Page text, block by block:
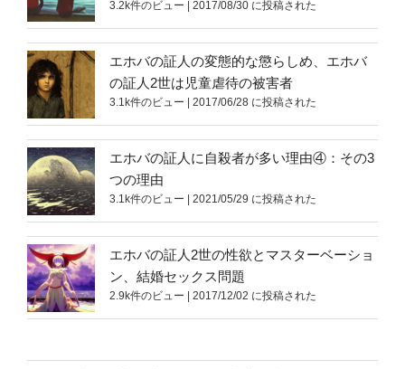
3.2k件のビュー 2017/08/30 に投稿された
エホバの証人の変態的な懲らしめ、エホバ
の証人2世は児童虐待の被害者
3.1k件のビュー 2017/06/28 に投稿された
エホバの証人に自殺者が多い理由④：その3
つの理由
3.1k件のビュー 2021/05/29 に投稿された
エホバの証人2世の性欲とマスターベーショ
ン、結婚セックス問題
2.9k件のビュー 2017/12/02 に投稿された